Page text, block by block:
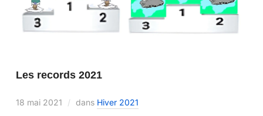
Les records 2021
18 mai 2021 dans Hiver 2021